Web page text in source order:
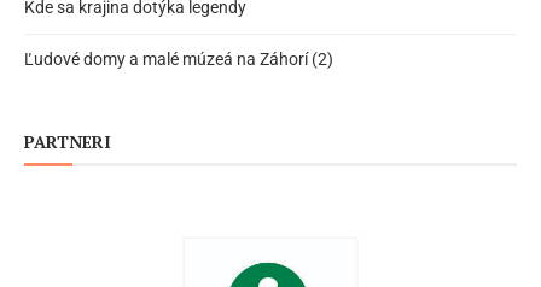
Kde sa krajina dotýka legendy
Ľudové domy a malé múzeá na Záhorí (2)
PARTNERI